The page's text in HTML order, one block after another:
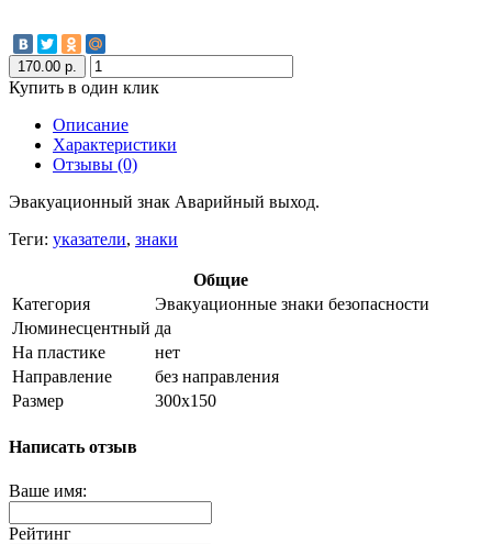
170.00 р.
Купить в один клик
Описание
Характеристики
Отзывы (0)
Эвакуационный знак Аварийный выход.
Теги: указатели, знаки
Общие
Категория
Эвакуационные знаки безопасности
Люминесцентный да
На пластике
нет
Направление
без направления
Размер
300х150
Написать отзыв
Ваше имя:
Рейтинг